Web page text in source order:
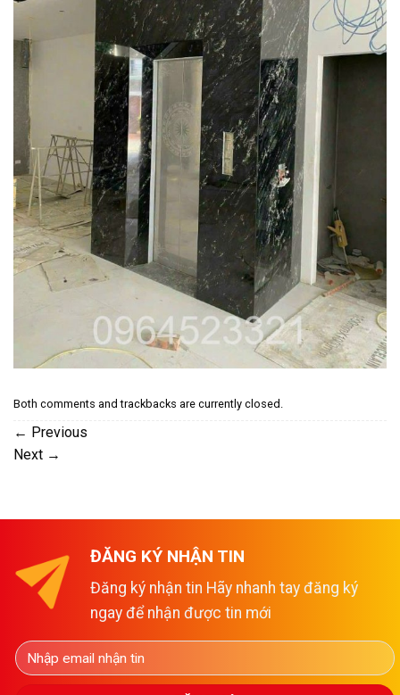
Both comments and trackbacks are currently closed.
← Previous
Next →
ĐĂNG KÝ NHẬN TIN
Đăng ký nhận tin Hãy nhanh tay đăng ký
ngay để nhận được tin mới